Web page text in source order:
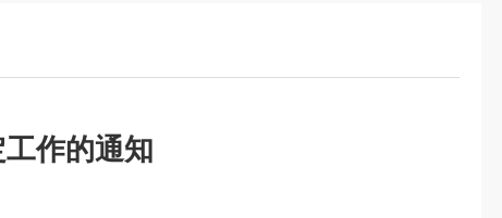
作的通知